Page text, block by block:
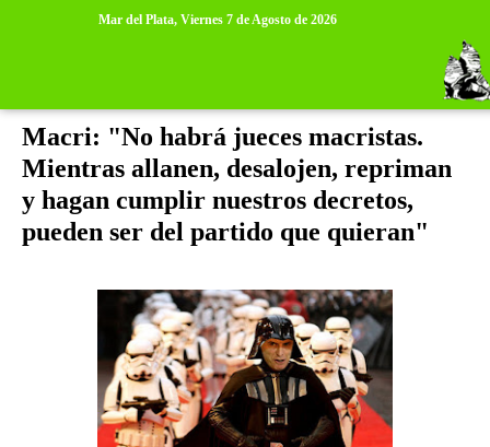
Mar del Plata, Viernes 7 de Agosto de 2026
Macri: "No habrá jueces macristas.
Mientras allanen, desalojen, repriman
y hagan cumplir nuestros decretos,
pueden ser del partido que quieran"